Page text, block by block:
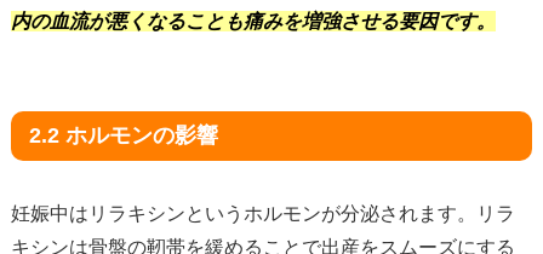
内の血流が悪くなることも痛みを増強させる要因です。
2.2 ホルモンの影響
妊娠中はリラキシンというホルモンが分泌されます。リラ
キシンは骨盤の靭帯を緩めることで出産をスムーズにする